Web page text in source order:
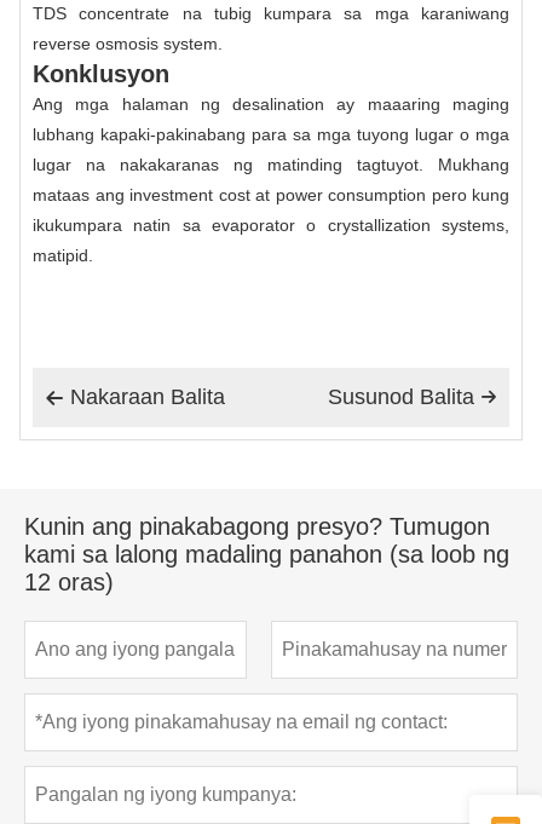
TDS concentrate na tubig kumpara sa mga karaniwang
reverse osmosis system.
Konklusyon
Ang mga halaman ng desalination ay maaaring maging
lubhang kapaki-pakinabang para sa mga tuyong lugar o mga
lugar na nakakaranas ng matinding tagtuyot. Mukhang
mataas ang investment cost at power consumption pero kung
ikukumpara natin sa evaporator o crystallization systems,
matipid.
 Nakaraan Balita 
Susunod Balita
Kunin ang pinakabagong presyo? Tumugon
kami sa lalong madaling panahon (sa loob ng
12 oras)